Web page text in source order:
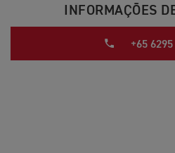
INFORMAÇÕES
+65